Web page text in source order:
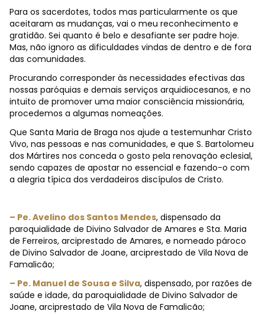
Para os sacerdotes, todos mas particularmente os que
aceitaram as mudanças, vai o meu reconhecimento e
gratidão. Sei quanto é belo e desafiante ser padre hoje.
Mas, não ignoro as dificuldades vindas de dentro e de fora
das comunidades.
Procurando corresponder às necessidades efectivas das
nossas paróquias e demais serviços arquidiocesanos, e no
intuito de promover uma maior consciência missionária,
procedemos a algumas nomeações.
Que Santa Maria de Braga nos ajude a testemunhar Cristo
Vivo, nas pessoas e nas comunidades, e que S. Bartolomeu
dos Mártires nos conceda o gosto pela renovação eclesial,
sendo capazes de apostar no essencial e fazendo-o com
a alegria típica dos verdadeiros discípulos de Cristo.
– Pe. Avelino dos Santos Mendes, dispensado da
paroquialidade de Divino Salvador de Amares e Sta. Maria
de Ferreiros, arciprestado de Amares, e nomeado pároco
de Divino Salvador de Joane, arciprestado de Vila Nova de
Famalicão;
– Pe. Manuel de Sousa e Silva, dispensado, por razões de
saúde e idade, da paroquialidade de Divino Salvador de
Joane, arciprestado de Vila Nova de Famalicão;